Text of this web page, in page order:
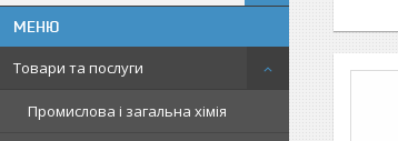
Товари та послуги
Промислова і загальна хімія